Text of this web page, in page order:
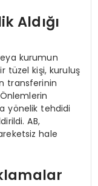
Aldığı
kurumun
tüzel kişi, kuruluş
transferinin
yönelik tehdidi
AB,
hale